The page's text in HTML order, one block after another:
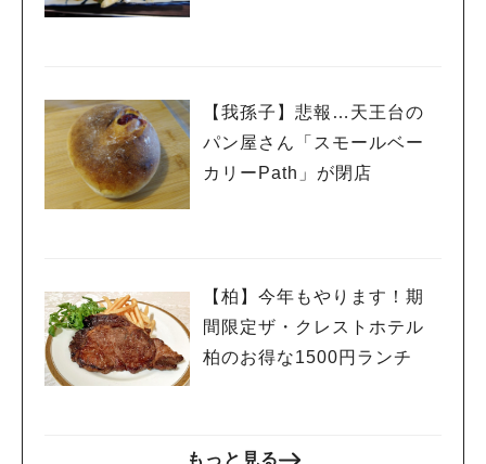
【我孫子】悲報…天王台の
パン屋さん「スモールベー
カリーPath」が閉店
【柏】今年もやります！期
間限定ザ・クレストホテル
柏のお得な1500円ランチ
もっと見る